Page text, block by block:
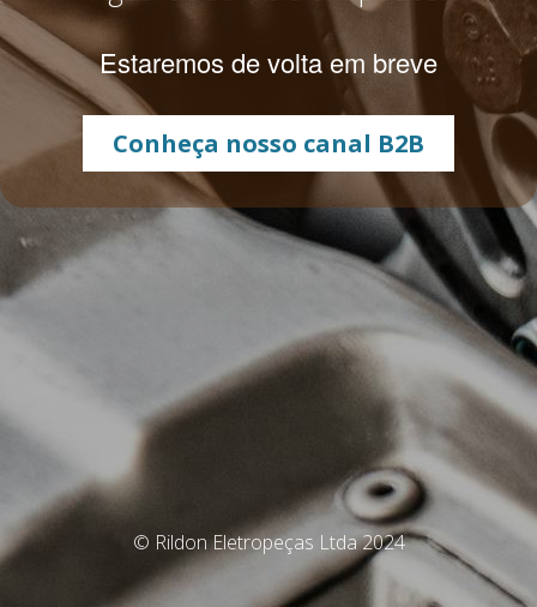
Estaremos de volta em breve
Conheça nosso canal B2B
© Rildon Eletropeças Ltda 2024